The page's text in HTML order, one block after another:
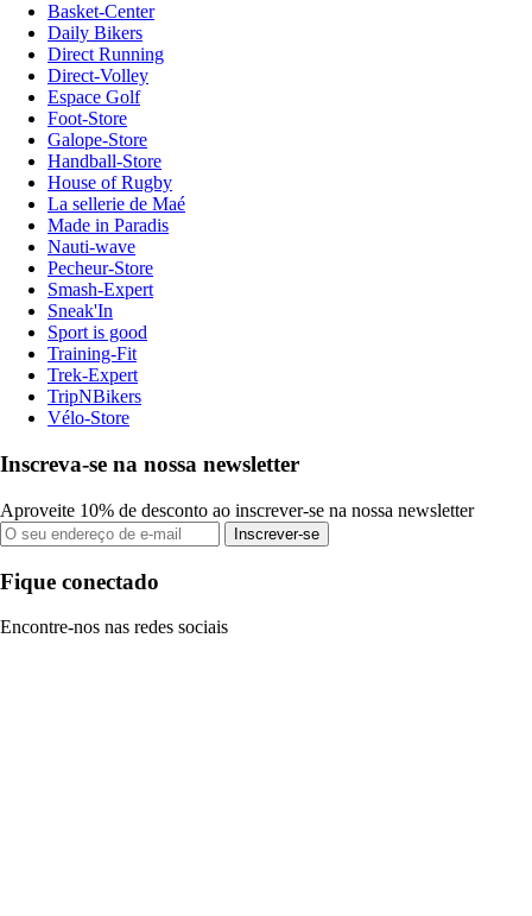
Basket-Center
Daily Bikers
Direct Running
Direct-Volley
Espace Golf
Foot-Store
Galope-Store
Handball-Store
House of Rugby
La sellerie de Maé
Made in Paradis
Nauti-wave
Pecheur-Store
Smash-Expert
Sneak'In
Sport is good
Training-Fit
Trek-Expert
TripNBikers
Vélo-Store
Inscreva-se na nossa newsletter
Aproveite 10% de desconto ao inscrever-se na nossa newsletter
Inscrever-se
Fique conectado
Encontre-nos nas redes sociais